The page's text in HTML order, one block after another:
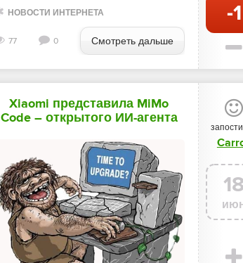
НОВОСТИ ИНТЕРНЕТА
77 0 Смотреть дальше
-1
Xiaomi представила MiMo
Code – открытого ИИ-агента
«Новости мира Интернет»